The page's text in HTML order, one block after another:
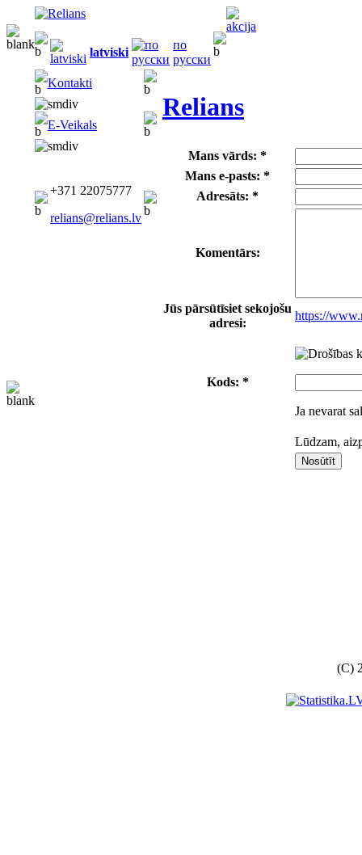
latviski
по
русски
Kontakti
E-Veikals
+371 22075777
relians@relians.lv
Relians
Mans vārds: *
Mans e-pasts: *
Adresāts: *
Komentārs:
Jūs pārsūtīsiet sekojošu
adresi:
https://
Kods: *
Ja nevarat
Lūdzam,
(C)